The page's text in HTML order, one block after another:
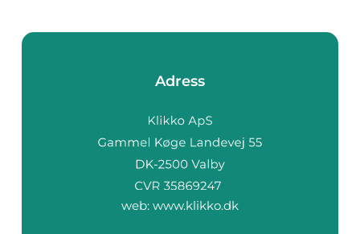
Adress
web: www.klikko.dk